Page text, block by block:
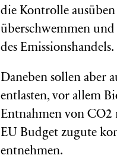
die Kontrolle
überschwemmen
des Emissionshandels.
Daneben sollen aber
entlasten, vor allem
Entnahmen von CO2
EU Budget zugute
entnehmen.